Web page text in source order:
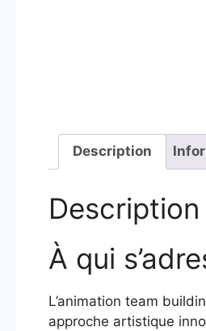
Description
Description
À qui
L’animation team
approche artistique